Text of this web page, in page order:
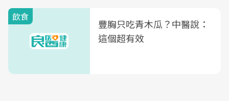
飲食
豐胸只吃青木瓜？中醫說：
這個超有效